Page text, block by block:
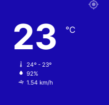
23 ℃
24º - 23º
92%
1.54 km/h